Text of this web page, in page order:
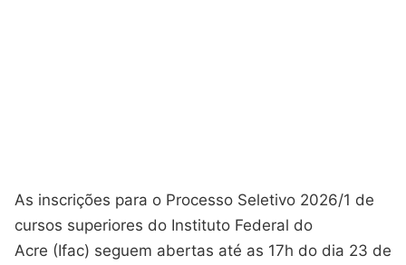
As inscrições para o Processo Seletivo 2026/1 de
cursos superiores do Instituto Federal do
Acre (Ifac) seguem abertas até as 17h do dia 23 de